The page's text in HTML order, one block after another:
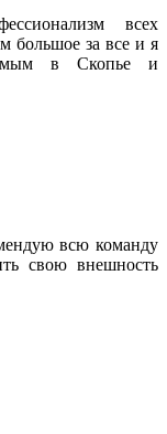
всех
большое за все и я
в Скопье и
всю команду
свою внешность